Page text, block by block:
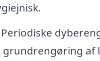
Periodiske
af